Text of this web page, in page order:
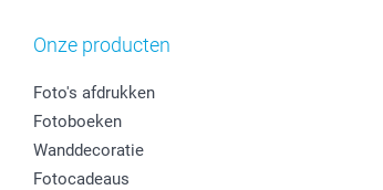
Onze producten
Foto's afdrukken
Fotoboeken
Wanddecoratie
Fotocadeaus